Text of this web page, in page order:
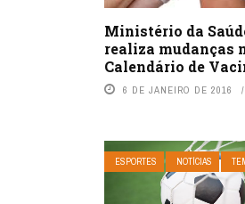
Ministério da
realiza mudanças
Calendário de
6 DE JANEIRO DE 2016
ESPORTES NOTÍCIAS